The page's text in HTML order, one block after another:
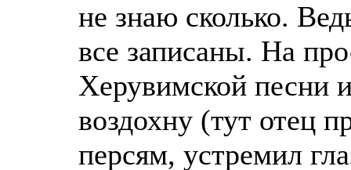
не знаю сколько.
все записаны. На
Херувимской песни
воздохну (тут отец
персям, устремил